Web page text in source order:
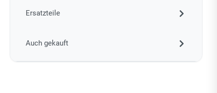
Ersatzteile
Auch gekauft